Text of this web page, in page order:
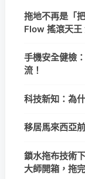
拖地不再是「
Flow 搖滾天王
手機安全健檢
流！
科技新知：為
移居馬來西亞
鎖水拖布技術
大師開箱，拖